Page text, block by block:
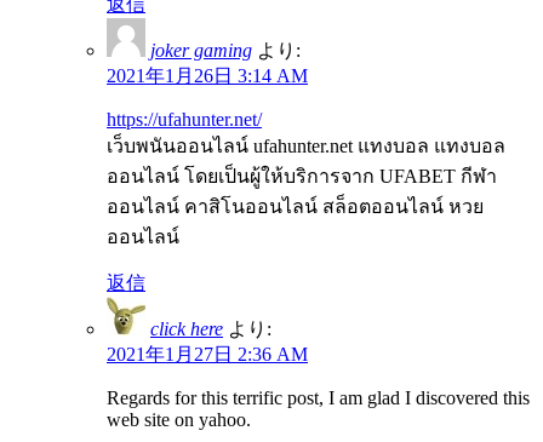
joker gaming より:
2021年1月26日 3:14 AM
https://ufahunter.net/
เว็บพนันออนไลน์ ufahunter.net แทงบอล แทงบอล
ออนไลน์ โดยเป็นผู้ให้บริการจาก UFABET กีฬา
ออนไลน์ คาสิโนออนไลน์ สล็อตออนไลน์ หวย
ออนไลน์
返信
click here より:
2021年1月27日 2:36 AM
Regards for this terrific post, I am glad I discovered this
web site on yahoo.